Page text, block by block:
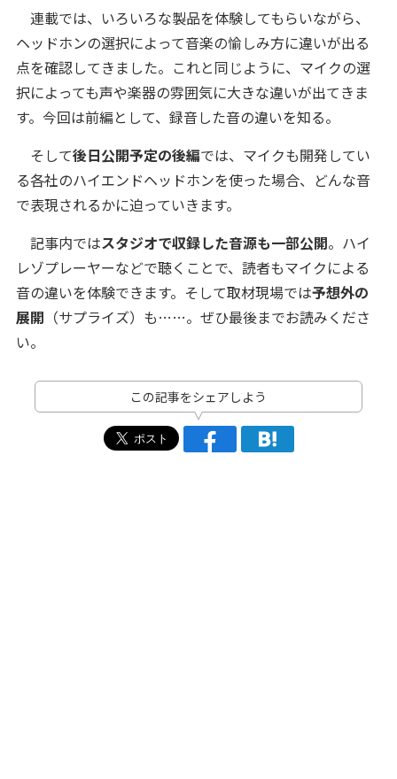
連載では、いろいろな製品を体験してもらいながら、
ヘッドホンの選択によって音楽の愉しみ方に違いが出る
点を確認してきました。これと同じように、マイクの選
択によっても声や楽器の雰囲気に大きな違いが出てきま
す。今回は前編として、録音した音の違いを知る。
そして後日公開予定の後編では、マイクも開発してい
る各社のハイエンドヘッドホンを使った場合、どんな音
で表現されるかに迫っていきます。
記事内ではスタジオで収録した音源も一部公開。ハイ
レゾプレーヤーなどで聴くことで、読者もマイクによる
音の違いを体験できます。そして取材現場では予想外の
展開 （サプライズ）も……。ぜひ最後までお読みくださ
い。
この記事をシェアしよう